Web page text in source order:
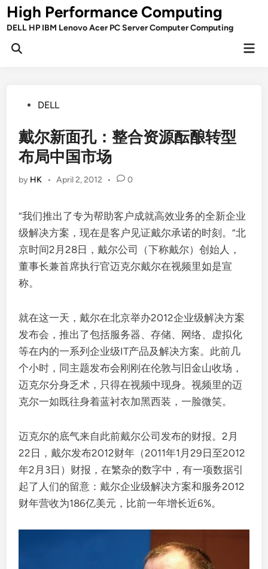
Skip
toHigh Performance Computing
DELL HP IBM Lenovo Acer PC Server Computer Computing
Open
PostedDELL
戴尔新面孔：整合资源酝酿转型
布局中国市场
by HK • April 2, 2012 • 0
“我们推出了专为帮助客户成就高效业务的全新企业
级解决方案，现在是客户见证戴尔承诺的时刻。”北
京时间2月28日，戴尔公司（下称戴尔）创始人，
董事长兼首席执行官迈克尔戴尔在视频里如是宣
称。
就在这一天，戴尔在北京举办2012企业级解决方案
发布会，推出了包括服务器、存储、网络、虚拟化
等在内的一系列企业级IT产品及解决方案。此前几
个小时，同主题发布会刚刚在伦敦与旧金山收场，
迈克尔分身乏术，只得在视频中现身。视频里的迈
克尔一如既往身着蓝衬衣加黑西装，一脸微笑。
迈克尔的底气来自此前戴尔公司发布的财报。2月
22日，戴尔发布2012财年（2011年1月29日至2012
年2月3日）财报，在繁杂的数字中，有一项数据引
起了人们的留意：戴尔企业级解决方案和服务2012
财年营收为186亿美元，比前一年增长近6%。